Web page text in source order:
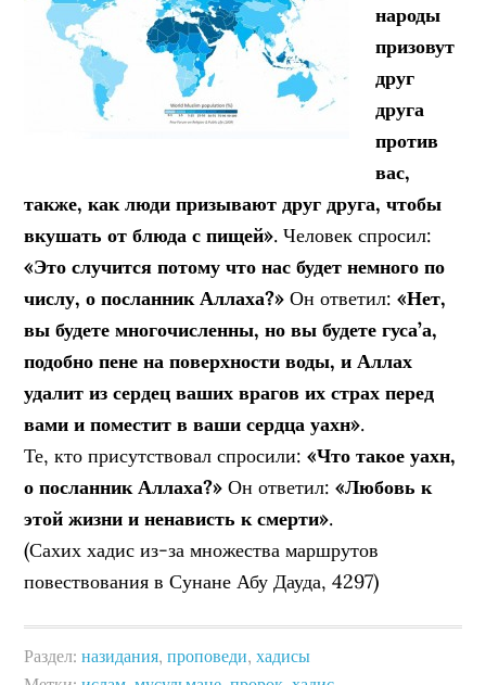
народы
призовут
друг
друга
против
вас,
также, как люди призывают друг друга, чтобы
вкушать от блюда с пищей». Человек спросил:
«Это случится потому что нас будет немного по
числу, о посланник Аллаха?» Он ответил: «Нет,
вы будете многочисленны, но вы будете гуса’а,
подобно пене на поверхности воды, и Аллах
удалит из сердец ваших врагов их страх перед
вами и поместит в ваши сердца уахн».
Те, кто присутствовал спросили:«Что такое уахн,
о посланник Аллаха?» Он ответил:«Любовь к
этой жизни и ненависть к смерти».
(Сахих хадис из-за множества маршрутов
повествования в Сунане Абу Дауда, 4297)
Раздел:назидания,проповеди,хадисы